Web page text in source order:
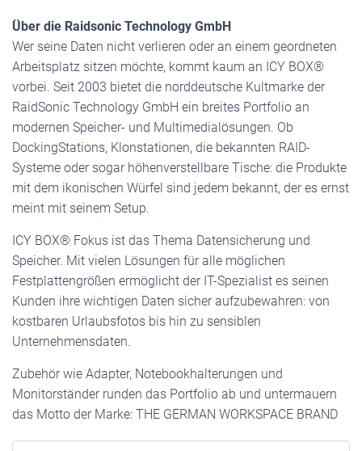
Über die Raidsonic Technology GmbH
Wer seine Daten nicht verlieren oder an einem geordneten
Arbeitsplatz sitzen möchte, kommt kaum an ICY BOX®
vorbei. Seit 2003 bietet die norddeutsche Kultmarke der
RaidSonic Technology GmbH ein breites Portfolio an
modernen Speicher- und Multimedialösungen. Ob
DockingStations, Klonstationen, die bekannten RAID-
Systeme oder sogar höhenverstellbare Tische: die Produkte
mit dem ikonischen Würfel sind jedem bekannt, der es ernst
meint mit seinem Setup.
ICY BOX® Fokus ist das Thema Datensicherung und
Speicher. Mit vielen Lösungen für alle möglichen
Festplattengrößen ermöglicht der IT-Spezialist es seinen
Kunden ihre wichtigen Daten sicher aufzubewahren: von
kostbaren Urlaubsfotos bis hin zu sensiblen
Unternehmensdaten.
Zubehör wie Adapter, Notebookhalterungen und
Monitorständer runden das Portfolio ab und untermauern
das Motto der Marke: THE GERMAN WORKSPACE BRAND